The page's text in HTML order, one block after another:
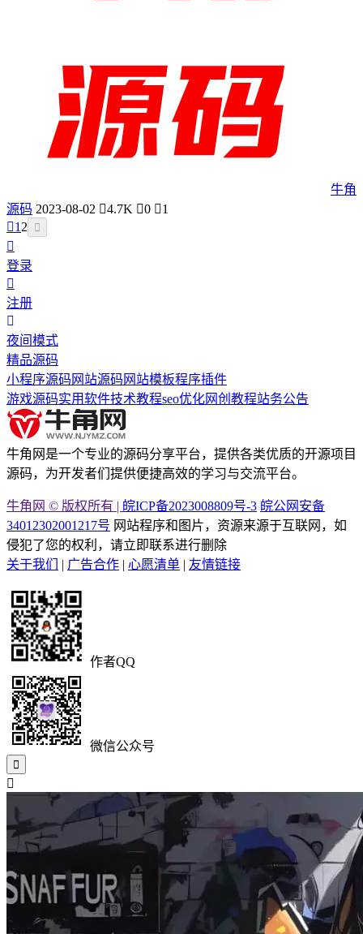
牛角
源码 2023-08-02 4.7K 0
1
1 2
登录
注册
夜间模式
精品源码
小程序源码 网站源码 网站模板程序插件
游戏源码实用软件技术教程seo优化网创教程站务公告
牛角网是一个专业的源码分享平台，提供各类优质的开源项目
源码，为开发者们提供便捷高效的学习与交流平台。
牛角网 © 版权所有 | 皖ICP备2023008809号-3 皖公网安备
34012302001217号 网站程序和图片，资源来源于互联网，如
侵犯了您的权利，请立即联系进行删除
关于我们
| 广告合作 | 心愿清单 | 友情链接
作者QQ
微信公众号